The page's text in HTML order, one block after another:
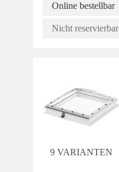
Online bestellbar
Nicht reservierbar
9 VARIANTEN